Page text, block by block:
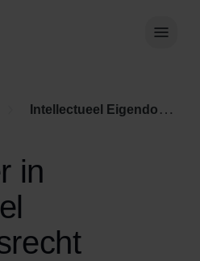
Intellectueel Eigendomsrecht
in